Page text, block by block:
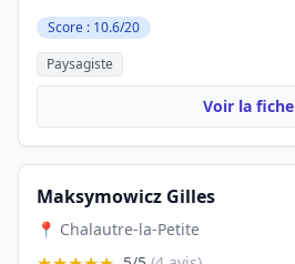
Score : 10.6/20
Paysagiste
Voir la fiche
Maksymowicz Gilles
📍 Chalautre-la-Petite